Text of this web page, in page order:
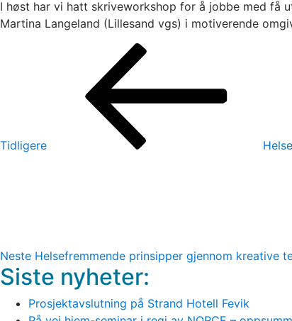
I høst har vi hatt skriveworkshop for å jobbe med få
Martina Langeland (Lillesand vgs) i motiverende
Innleggsnavigasjon
Tidligere
Neste Helsefremmende prinsipper gjennom kreative
Siste nyheter:
Prosjektavslutning på Strand Hotell Fevik